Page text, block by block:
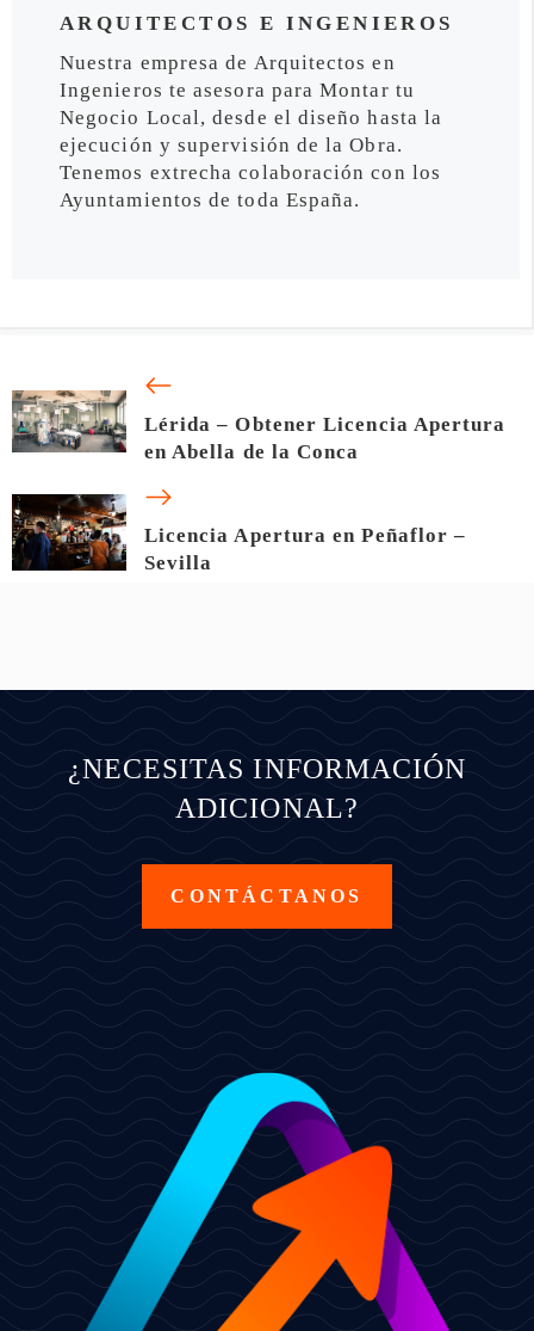
ARQUITECTOS E INGENIEROS
Nuestra empresa de Arquitectos en
Ingenieros te asesora para Montar tu
Negocio Local, desde el diseño hasta la
ejecución y supervisión de la Obra.
Tenemos extrecha colaboración con los
Ayuntamientos de toda España.
Lérida – Obtener Licencia Apertura
en Abella de la Conca
Licencia Apertura en Peñaflor –
Sevilla
¿NECESITAS INFORMACIÓN
ADICIONAL?
CONTÁCTANOS